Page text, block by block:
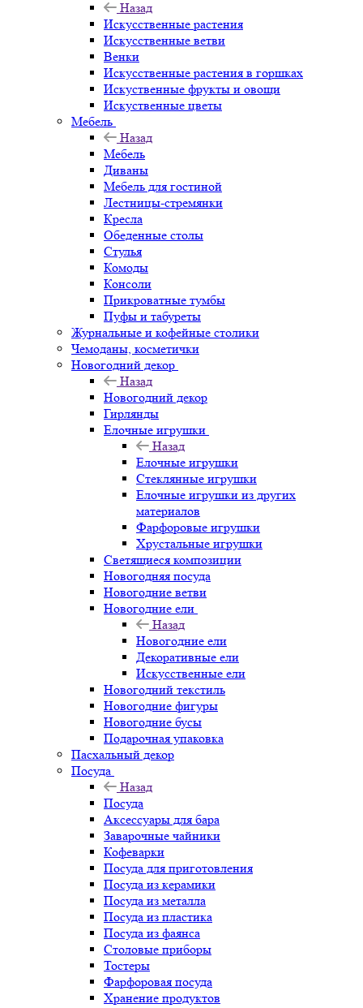
Назад
Искусственные растения
Искусственные ветви
Венки
Искусственные растения в горшках
Искуственные фрукты и овощи
Искуственные цветы
Мебель
Назад
Мебель
Диваны
Мебель для гостиной
Лестницы-стремянки
Кресла
Обеденные столы
Стулья
Комоды
Консоли
Прикроватные тумбы
Пуфы и табуреты
Журнальные и кофейные столики
Чемоданы, косметички
Новогодний декор
Назад
Новогодний декор
Гирлянды
Елочные игрушки
Назад
Елочные игрушки
Стеклянные игрушки
Елочные игрушки из других
материалов
Фарфоровые игрушки
Хрустальные игрушки
Светящиеся композиции
Новогодняя посуда
Новогодние ветви
Новогодние ели
Назад
Новогодние ели
Декоративные ели
Искусственные ели
Новогодний текстиль
Новогодние фигуры
Новогодние бусы
Подарочная упаковка
Пасхальный декор
Посуда
Назад
Посуда
Аксессуары для бара
Заварочные чайники
Кофеварки
Посуда для приготовления
Посуда из керамики
Посуда из металла
Посуда из пластика
Посуда из фаянса
Столовые приборы
Тостеры
Фарфоровая посуда
Хранение продуктов